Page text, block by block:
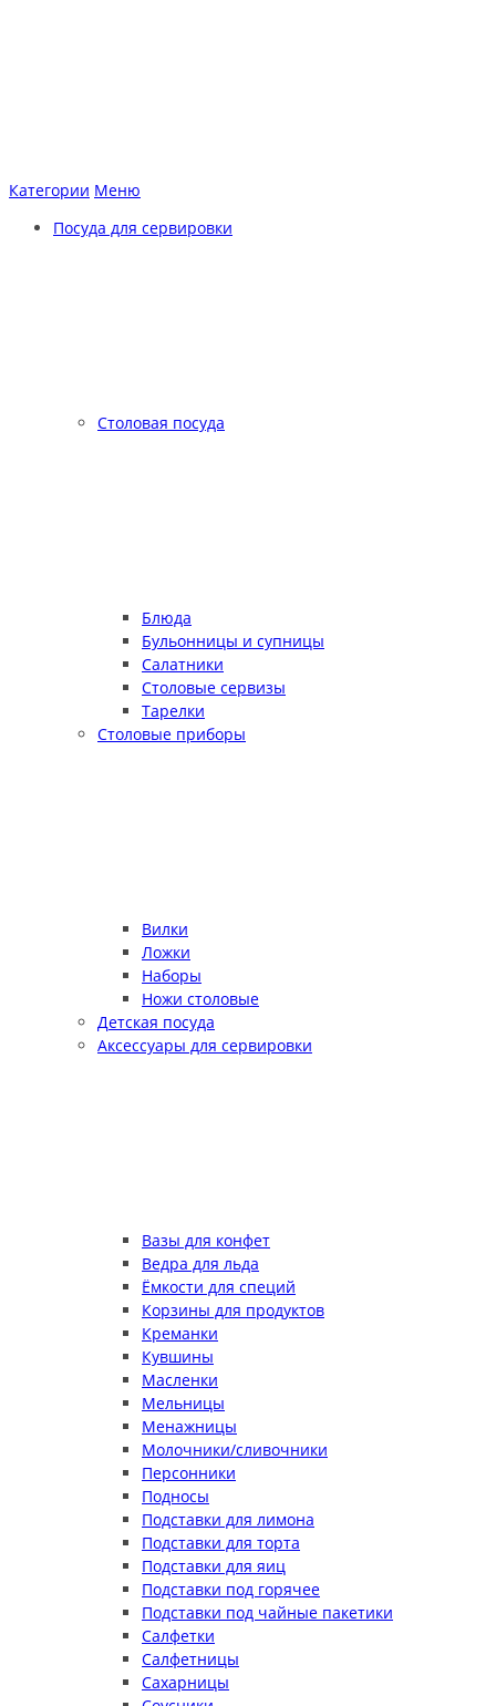
Категории Меню
Посуда для сервировки
Столовая посуда
Блюда
Бульонницы и супницы
Салатники
Столовые сервизы
Тарелки
Столовые приборы
Вилки
Ложки
Наборы
Ножи столовые
Детская посуда
Аксессуары для сервировки
Вазы для конфет
Ведра для льда
Ёмкости для специй
Корзины для продуктов
Креманки
Кувшины
Масленки
Мельницы
Менажницы
Молочники/сливочники
Персонники
Подносы
Подставки для лимона
Подставки для торта
Подставки для яиц
Подставки под горячее
Подставки под чайные пакетики
Салфетки
Салфетницы
Сахарницы